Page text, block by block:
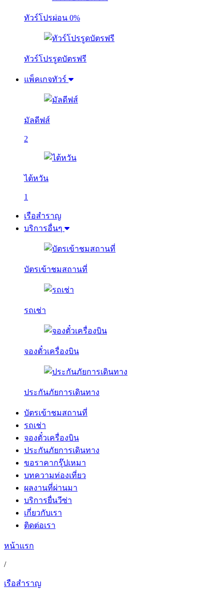
ทัวร์โปรผ่อน 0%
ทัวร์โปรรูดบัตรฟรี
แพ็คเกจทัวร์
มัลดีฟส์
2
ไต้หวัน
1
เรือสำราญ
บริการอื่นๆ
บัตรเข้าชมสถานที่
รถเช่า
จองตั๋วเครื่องบิน
ประกันภัยการเดินทาง
บัตรเข้าชมสถานที่
รถเช่า
จองตั๋วเครื่องบิน
ประกันภัยการเดินทาง
ขอราคากรุ๊ปเหมา
บทความท่องเที่ยว
ผลงานที่ผ่านมา
บริการยื่นวีซ่า
เกี่ยวกับเรา
ติดต่อเรา
หน้าแรก
/
เรือสำราญ